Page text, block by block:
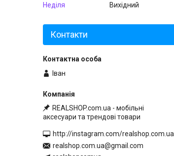
Неділя
Вихідний
Контакти
Іван
REALSHOP.com.ua - мобільні
аксесуари та трендові товари
http://instagram.com/realshop.com.ua
realshop.com.ua@gmail.com